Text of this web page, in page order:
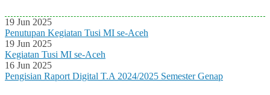
19 Jun 2025
Penutupan Kegiatan Tusi MI se-Aceh
19 Jun 2025
Kegiatan Tusi MI se-Aceh
16 Jun 2025
Pengisian Raport Digital T.A 2024/2025 Semester Genap